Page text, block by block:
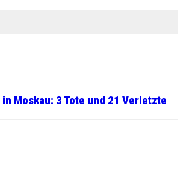
Moskau: 3 Tote und 21 Verletzte